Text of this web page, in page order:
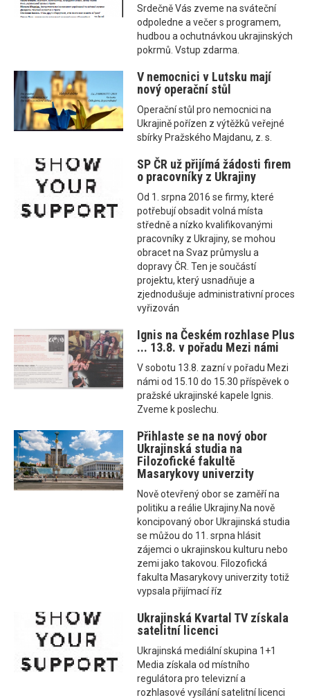
Srdečně Vás zveme na sváteční
odpoledne a večer s programem,
hudbou a ochutnávkou ukrajinských
pokrmů. Vstup zdarma.
V nemocnici v Lutsku mají
nový operační stůl
Operační stůl pro nemocnici na
Ukrajině pořízen z výtěžků veřejné
sbírky Pražského Majdanu, z. s.
SP ČR už přijímá žádosti firem
o pracovníky z Ukrajiny
Od 1. srpna 2016 se firmy, které
potřebují obsadit volná místa
středně a nízko kvalifikovanými
pracovníky z Ukrajiny, se mohou
obracet na Svaz průmyslu a
dopravy ČR. Ten je součástí
projektu, který usnadňuje a
zjednodušuje administrativní proces
vyřizován
Ignis na Českém rozhlase Plus
... 13.8. v pořadu Mezi námi
V sobotu 13.8. zazní v pořadu Mezi
námi od 15.10 do 15.30 příspěvek o
pražské ukrajinské kapele Ignis.
Zveme k poslechu.
Přihlaste se na nový obor
Ukrajinská studia na
Filozofické fakultě
Masarykovy univerzity
Nově otevřený obor se zaměří na
politiku a reálie Ukrajiny.Na nově
koncipovaný obor Ukrajinská studia
se můžou do 11. srpna hlásit
zájemci o ukrajinskou kulturu nebo
zemi jako takovou. Filozofická
fakulta Masarykovy univerzity totiž
vypsala přijímací říz
Ukrajinská Kvartal TV získala
satelitní licenci
Ukrajinská mediální skupina 1+1
Media získala od místního
regulátora pro televizní a
rozhlasové vysílání satelitní licenci